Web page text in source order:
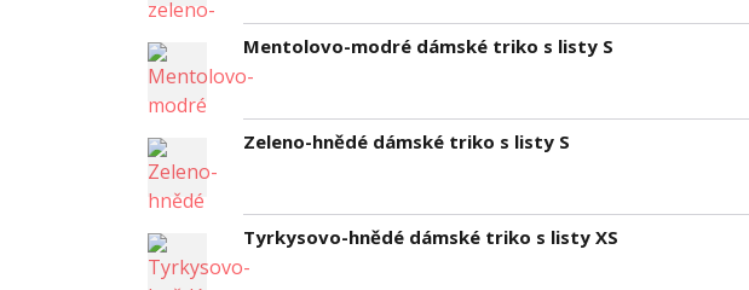
Mentolovo-modré dámské triko s listy S
Zeleno-hnědé dámské triko s listy S
Tyrkysovo-hnědé dámské triko s listy XS